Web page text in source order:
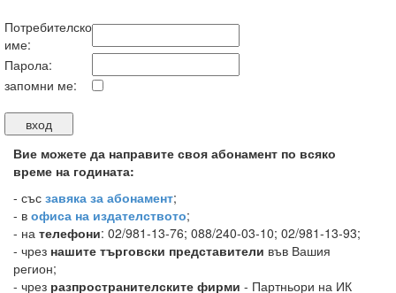
Потребителско
име:
Парола:
запомни ме:
Вие можете да направите своя абонамент по всяко
време на годината:
- със завяка за абонамент;
- в офиса на издателството;
- на телефони: 02/981-13-76; 088/240-03-10; 02/981-13-93;
- чрез нашите търговски представители във Вашия
регион;
- чрез разпространителските фирми - Партньори на ИК